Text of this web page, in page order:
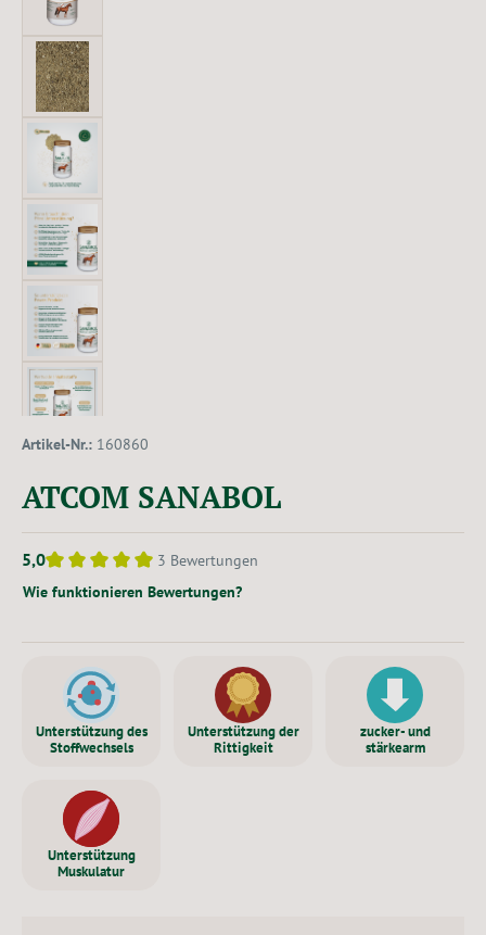
Artikel-Nr.: 160860
ATCOM SANABOL
5,0
Durchschnittliche Bewertung von 5 von 5 Sternen
3 Bewertungen
Wie funktionieren Bewertungen?
Unterstützung des
Stoffwechsels
Unterstützung der
Rittigkeit
zucker- und
stärkearm
Unterstützung
Muskulatur